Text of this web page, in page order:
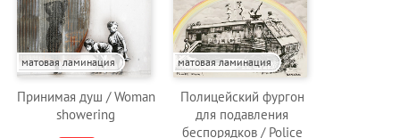
матовая ламинация
Принимая душ / Woman
showering
матовая ламинация
Полицейский фургон
для подавления
беспорядков / Police